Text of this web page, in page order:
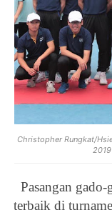
Christopher Rungkat/
Pasangan
terbaik di